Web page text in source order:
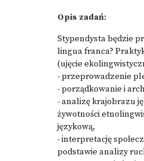
Opis zadań:
Stypendysta będzie
lingua franca?
(ujęcie
- przeprowadzenie
- porządkowanie i
- analizę krajobrazu
żywotności
językową,
- interpretację
podstawie analizy